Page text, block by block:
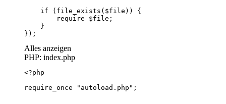
});
Alles anzeigen
PHP: index.php